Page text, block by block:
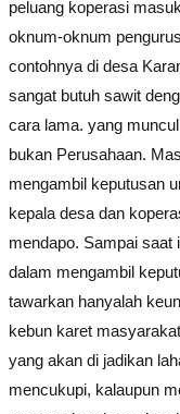
peluang koperasi
oknum-oknum
contohnya di desa
sangat butuh sawit
cara lama. yang
bukan Perusahaan.
mengambil keputusan
kepala desa dan
mendapo. Sampai saat
dalam mengambil
tawarkan hanyalah
kebun karet
yang akan di jadikan
mencukupi, kalaupun